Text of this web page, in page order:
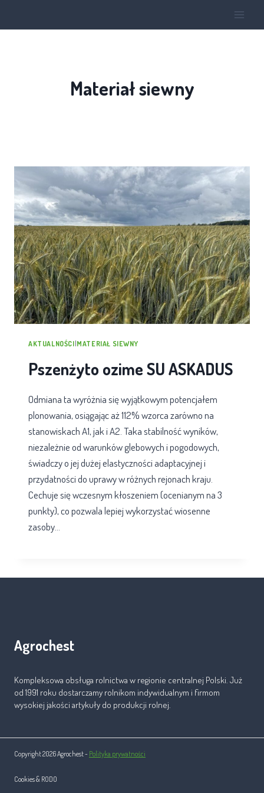
Materiał siewny
AKTUALNOŚCI|MATERIAŁ SIEWNY
Pszenżyto ozime SU ASKADUS
Odmiana ta wyróżnia się wyjątkowym potencjałem
plonowania, osiągając aż 112% wzorca zarówno na
stanowiskach A1, jak i A2. Taka stabilność wyników,
niezależnie od warunków glebowych i pogodowych,
świadczy o jej dużej elastyczności adaptacyjnej i
przydatności do uprawy w różnych rejonach kraju.
Cechuje się wczesnym kłoszeniem (ocenianym na 3
punkty), co pozwala lepiej wykorzystać wiosenne
zasoby…
Agrochest
Kompleksowa obsługa rolnictwa w regionie centralnej Polski. Już
od 1991 roku dostarczamy rolnikom indywidualnym i firmom
wysokiej jakości artykuły do produkcji rolnej.
Copyright 2026 Agrochest - Polityka prywatności
Cookies & RODO